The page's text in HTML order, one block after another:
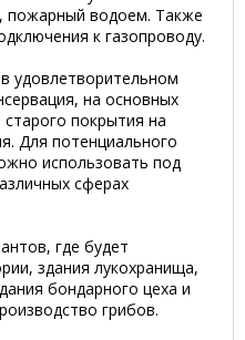
пожарный водоем. Также
к газопроводу.
удовлетворительном
на основных
покрытия на
Для потенциального
использовать под
сферах
где будет
здания лукохранища,
бондарного цеха и
грибов.